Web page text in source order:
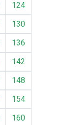
124
130
136
142
148
154
160